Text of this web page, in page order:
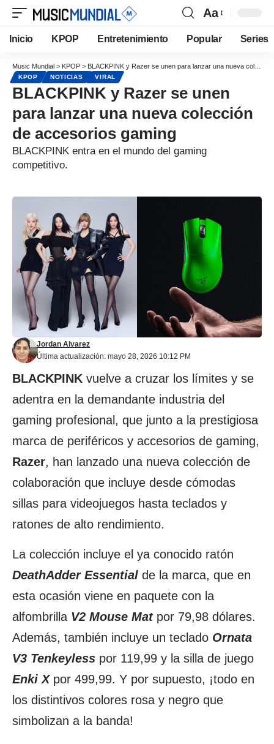
Aa
Inicio KPOP Entretenimiento Popular Series
Music Mundial > KPOP > BLACKPINK y Razer se unen para lanzar una nueva colección de accesorios gaming
KPOP NOTICIAS VIRAL
BLACKPINK y Razer se unen
para lanzar una nueva colección
de accesorios gaming
BLACKPINK entra en el mundo del gaming
competitivo.
Última actualización: mayo 28, 2026 10:12 PM
Jordan Alvarez
BLACKPINK vuelve a cruzar los límites y se
adentra en la demandante industria del
gaming profesional, que junto a la prestigiosa
marca de periféricos y accesorios de gaming,
Razer, han lanzado una nueva colección de
colaboración que incluye desde cómodas
sillas para videojuegos hasta teclados y
ratones de alto rendimiento.
La colección incluye el ya conocido ratón
DeathAdder Essential de la marca, que en
esta ocasión viene en paquete con la
alfombrilla V2 Mouse Matpor 79,98 dólares.
Además, también incluye un teclado Ornata
V3 Tenkeyless por 119,99 y la silla de juego
Enki Xpor 499,99. Y por supuesto, ¡todo en
los distintivos colores rosa y negro que
simbolizan a la banda!